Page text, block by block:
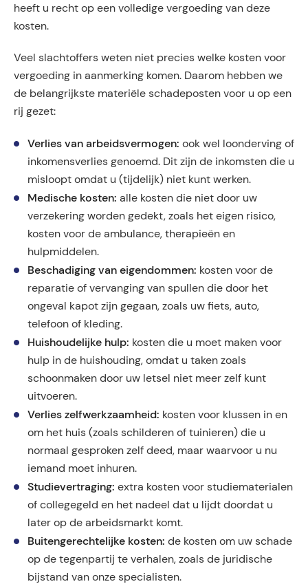
heeft u recht op een volledige vergoeding van deze
kosten.
Veel slachtoffers weten niet precies welke kosten voor
vergoeding in aanmerking komen. Daarom hebben we
de belangrijkste materiële schadeposten voor u op een
rij gezet:
Verlies van arbeidsvermogen: ook wel loonderving of
inkomensverlies genoemd. Dit zijn de inkomsten die u
misloopt omdat u (tijdelijk) niet kunt werken.
Medische kosten: alle kosten die niet door uw
verzekering worden gedekt, zoals het eigen risico,
kosten voor de ambulance, therapieën en
hulpmiddelen.
Beschadiging van eigendommen: kosten voor de
reparatie of vervanging van spullen die door het
ongeval kapot zijn gegaan, zoals uw fiets, auto,
telefoon of kleding.
Huishoudelijke hulp: kosten die u moet maken voor
hulp in de huishouding, omdat u taken zoals
schoonmaken door uw letsel niet meer zelf kunt
uitvoeren.
Verlies zelfwerkzaamheid: kosten voor klussen in en
om het huis (zoals schilderen of tuinieren) die u
normaal gesproken zelf deed, maar waarvoor u nu
iemand moet inhuren.
Studievertraging: extra kosten voor studiematerialen
of collegegeld en het nadeel dat u lijdt doordat u
later op de arbeidsmarkt komt.
Buitengerechtelijke kosten: de kosten om uw schade
op de tegenpartij te verhalen, zoals de juridische
bijstand van onze specialisten.